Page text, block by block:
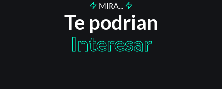
MIRA...
Te podrian
Interesar